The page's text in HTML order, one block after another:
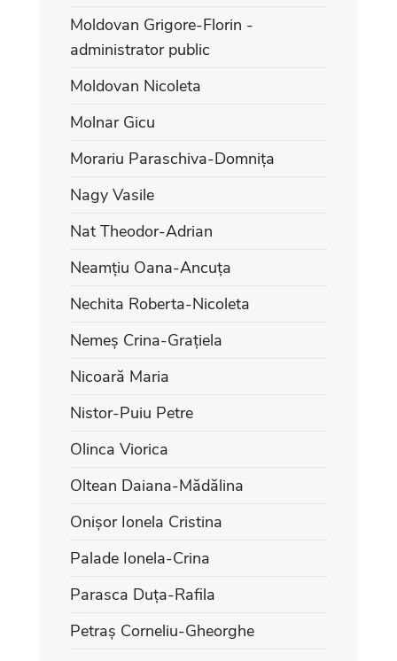
Moldovan Grigore-Florin -
administrator public
Moldovan Nicoleta
Molnar Gicu
Morariu Paraschiva-Domnița
Nagy Vasile
Nat Theodor-Adrian
Neamțiu Oana-Ancuța
Nechita Roberta-Nicoleta
Nemeș Crina-Grațiela
Nicoară Maria
Nistor-Puiu Petre
Olinca Viorica
Oltean Daiana-Mădălina
Onișor Ionela Cristina
Palade Ionela-Crina
Parasca Duța-Rafila
Petraș Corneliu-Gheorghe